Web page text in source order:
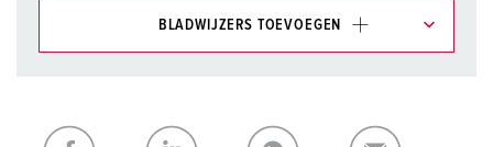
BLADWIJZERS TOEVOEGEN
Mijn lijst TOEVOEGEN